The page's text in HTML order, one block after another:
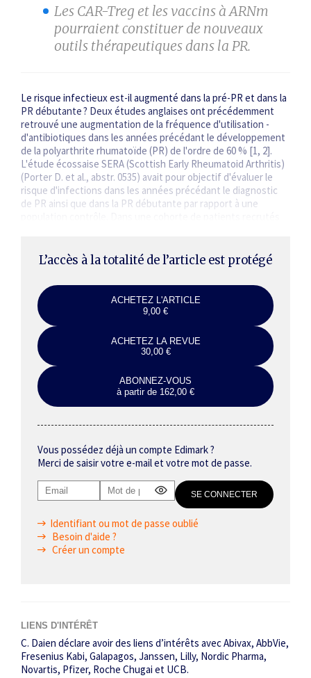
Les CAR-Treg et les vaccins à ARNm
pourraient constituer de nouveaux
outils thérapeutiques dans la PR.
Le risque infectieux est-il augmenté dans la pré-PR et dans la
PR débutante ? Deux études anglaises ont précédemment
retrouvé une augmentation de la fréquence d'utilisation ­
d'antibiotiques dans les années précédant le développement
de la polyarthrite rhumatoïde (PR) de l'ordre de 60 % [1, 2].
L'étude écossaise SERA (Scottish Early Rheumatoid Arthritis)
(Porter D. et al., abstr. 0535) avait pour objectif d'évaluer le
risque d'infections dans les années précédant le dia­gnostic
de PR ainsi que dans la PR débutante par rapport à une
L’accès à la totalité de l’article est protégé
ACHETEZ L'ARTICLE
9,00 €
ACHETEZ LA REVUE
30,00 €
ABONNEZ-VOUS
à partir de 162,00 €
Vous possédez déjà un compte Edimark ?
Merci de saisir votre e-mail et votre mot de passe.
Identifiant ou mot de passe oublié
Besoin d'aide ?
Créer un compte
LIENS D'INTÉRÊT
C. Daien déclare avoir des liens d’intérêts avec Abivax, AbbVie,
Fresenius Kabi, Galapagos, Janssen, Lilly, Nordic Pharma,
Novartis, Pfizer, Roche Chugai et UCB.